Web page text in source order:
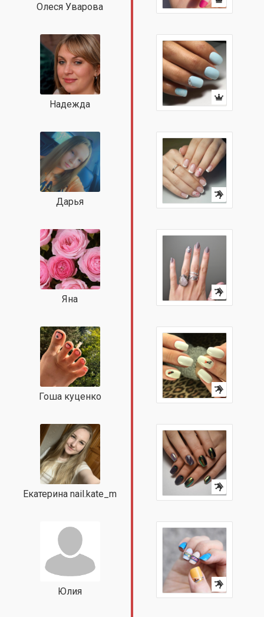
Олеся Уварова
Надежда
Дарья
Яна
Гоша куценко
Екатерина nail.kate_m
Юлия